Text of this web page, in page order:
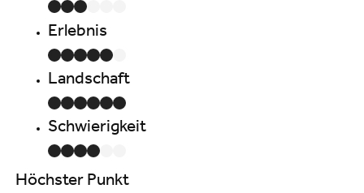
Erlebnis
Landschaft
Schwierigkeit
Höchster Punkt